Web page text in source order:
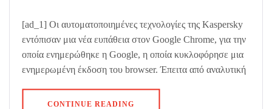
[ad_1] Οι αυτοματοποιημένες τεχνολογίες της Kaspersky
εντόπισαν μια νέα ευπάθεια στον Google Chrome, για την
οποία ενημερώθηκε η Google, η οποία κυκλοφόρησε μια
ενημερωμένη έκδοση του browser. Έπειτα από αναλυτική
CONTINUE READING